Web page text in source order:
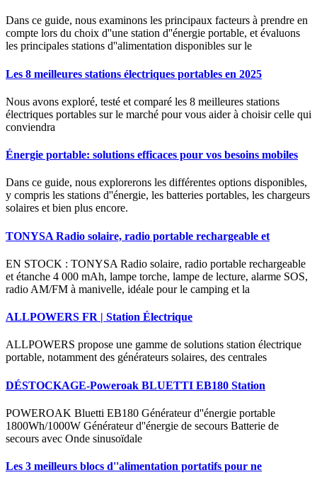
Dans ce guide, nous examinons les principaux facteurs à prendre en
compte lors du choix d''une station d''énergie portable, et évaluons
les principales stations d''alimentation disponibles sur le
Les 8 meilleures stations électriques portables en 2025
Nous avons exploré, testé et comparé les 8 meilleures stations
électriques portables sur le marché pour vous aider à choisir celle qui
conviendra
Énergie portable: solutions efficaces pour vos besoins mobiles
Dans ce guide, nous explorerons les différentes options disponibles,
y compris les stations d''énergie, les batteries portables, les chargeurs
solaires et bien plus encore.
TONYSA Radio solaire, radio portable rechargeable et
EN STOCK : TONYSA Radio solaire, radio portable rechargeable
et étanche 4 000 mAh, lampe torche, lampe de lecture, alarme SOS,
radio AM/FM à manivelle, idéale pour le camping et la
ALLPOWERS FR | Station Électrique
ALLPOWERS propose une gamme de solutions station électrique
portable, notamment des générateurs solaires, des centrales
DÉSTOCKAGE-Poweroak BLUETTI EB180 Station
POWEROAK Bluetti EB180 Générateur d''énergie portable
1800Wh/1000W Générateur d''énergie de secours Batterie de
secours avec Onde sinusoïdale
Les 3 meilleurs blocs d''alimentation portatifs pour ne